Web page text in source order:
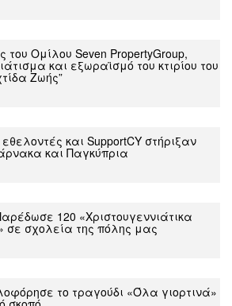
του Ομίλου Seven PropertyGroup,
και εξωραϊσμό του κτιρίου του
Ζωής”
και SupportCY στήριξαν
και Παγκύπρια
120 «Χριστουγεννιάτικα
σε σχολεία της πόλης μας
το τραγούδι «Όλα γιορτινά»